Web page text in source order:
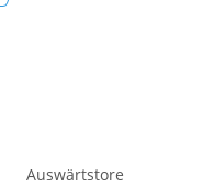
Auswärtstore